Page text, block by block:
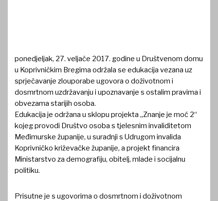
ponedjeljak, 27. veljače 2017. godine u Društvenom domu
u Koprivničkim Bregima održala se edukacija vezana uz
sprječavanje zlouporabe ugovora o doživotnom i
dosmrtnom uzdržavanju i upoznavanje s ostalim pravima i
obvezama starijih osoba.
Edukacija je održana u sklopu projekta „Znanje je moć 2“
kojeg provodi Društvo osoba s tjelesnim invaliditetom
Međimurske županije, u suradnji s Udrugom invalida
Koprivničko križevačke županije, a projekt financira
Ministarstvo za demografiju, obitelj, mlade i socijalnu
politiku.
Prisutne je s ugovorima o dosmrtnom i doživotnom